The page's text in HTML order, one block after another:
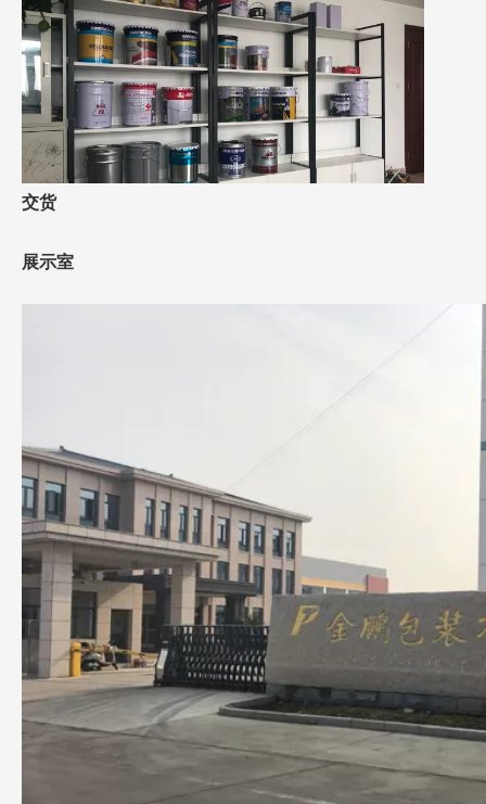
交货
展示室